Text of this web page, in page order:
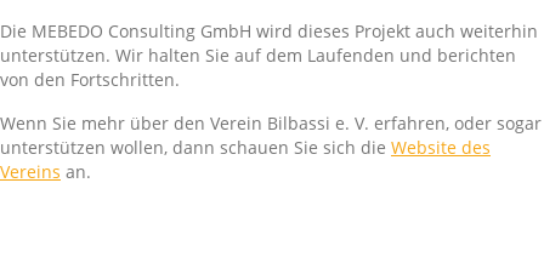
Die MEBEDO Consulting GmbH wird dieses Projekt auch weiterhin
unterstützen. Wir halten Sie auf dem Laufenden und berichten
von den Fortschritten.
Wenn Sie mehr über den Verein Bilbassi e. V. erfahren, oder sogar
unterstützen wollen, dann schauen Sie sich die Website des
Vereins an.